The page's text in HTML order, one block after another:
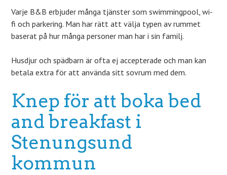
Varje B&B erbjuder många tjänster som swimmingpool, wi-
fi och parkering. Man har rätt att välja typen av rummet
baserat på hur många personer man har i sin familj.
Husdjur och spädbarn är ofta ej accepterade och man kan
betala extra för att använda sitt sovrum med dem.
Knep för att boka bed
and breakfast i
Stenungsund
kommun